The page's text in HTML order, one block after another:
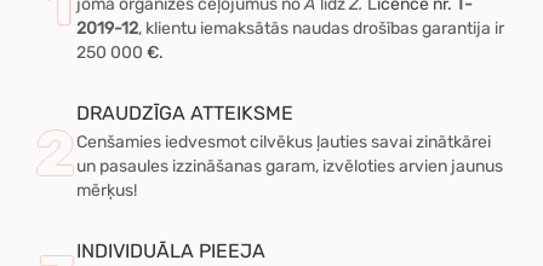
jomā organizēs ceļojumus noA līdzZ. Licence nr. T-
2019-12, klientu iemaksātās naudas drošības garantija ir
250 000 €.
DRAUDZĪGA ATTEIKSME
Cenšamies iedvesmot cilvēkus ļauties savai zinātkārei
un pasaules izzināšanas garam, izvēloties arvien jaunus
mērķus!
INDIVIDUĀLA PIEEJA